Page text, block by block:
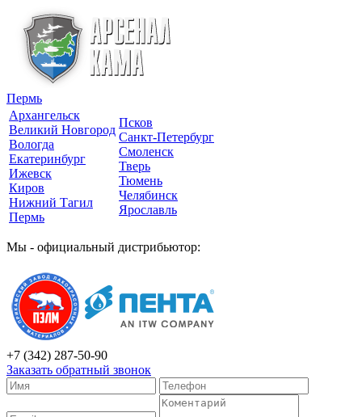
Пермь
Архангельск
Великий Новгород
Вологда
Екатеринбург
Ижевск
Киров
Нижний Тагил
Пермь
Псков
Санкт-Петербург
Смоленск
Тверь
Тюмень
Челябинск
Ярославль
Мы - официальный дистрибьютор:
+7 (342) 287-50-90
Заказать обратный звонок